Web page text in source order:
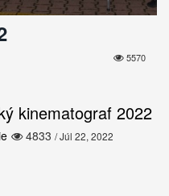
5570
kinematograf 2022
4833 / Júl 22, 2022